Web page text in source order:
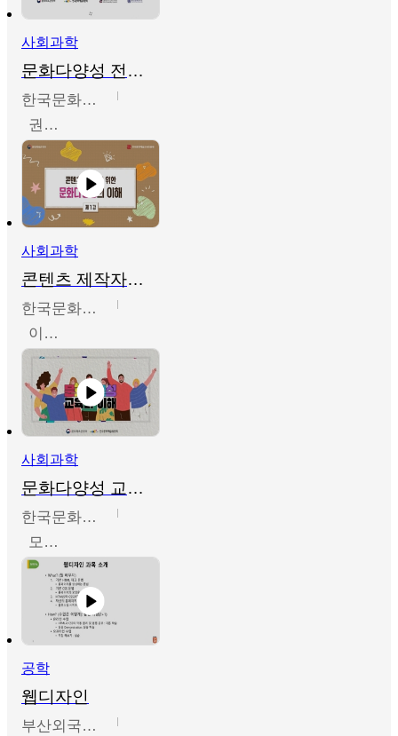
사회과학
문화다양성 전문인력 양성 기본과정 - 문화다양성의 이해
한국문화예술교육진흥원
권숙인 외 8명
사회과학
콘텐츠 제작자를 위한 문화다양성의 이해
한국문화예술교육진흥원
이성민
사회과학
문화다양성 교육의 이해
한국문화예술교육진흥원
모경환,성상환,정문성
공학
웹디자인
부산외국어대학교